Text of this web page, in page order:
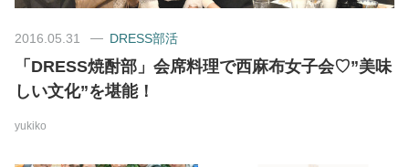
ココロ/カラダ
2016.05.31 DRESS部活
「DRESS焼酎部」会席料理で西麻布女子会♡”美味
しい文化”を堪能！
yukiko